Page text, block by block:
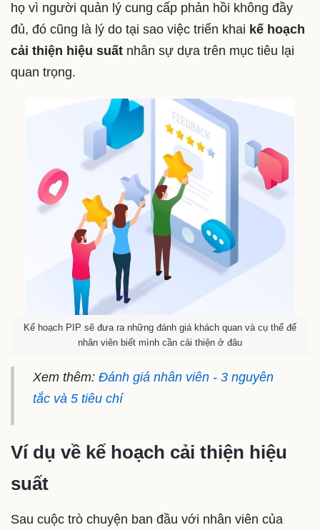
họ vì người quản lý cung cấp phản hồi không đầy
đủ, đó cũng là lý do tại sao việc triển khai kế hoạch
cải thiện hiệu suất nhân sự dựa trên mục tiêu lại
quan trọng.
Kế hoạch PIP sẽ đưa ra những đánh giá khách quan và cụ thể để
nhân viên biết mình cần cải thiện ở đâu
Xem thêm: Đánh giá nhân viên - 3 nguyên
tắc và 5 tiêu chí
Ví dụ về kế hoạch cải thiện hiệu
suất
Sau cuộc trò chuyện ban đầu với nhân viên của